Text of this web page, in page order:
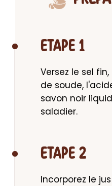
ETAPE 1
Versez le sel
de soude,
savon noir
saladier.
ETAPE 2
Incorporez le